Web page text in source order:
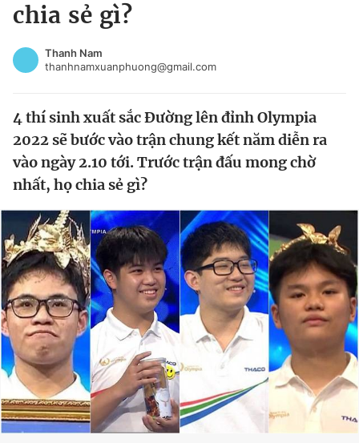
Chào ngày mới
Video Magazine
Sản phẩm khác
Tiện ích Bạn cần biết
Thông tin tòa soạn Liên hệ quảng cáo
Đọc Thanh Niên trên điện thoại
Tin đã xem
Đăng xuất
chia sẻ gì?
Thanh Nam
thanhnamxuanphuong@gmail.com
4 thí sinh xuất sắc Đường lên đỉnh Olympia
2022 sẽ bước vào trận chung kết năm diễn ra
vào ngày 2.10 tới. Trước trận đấu mong chờ
nhất, họ chia sẻ gì?